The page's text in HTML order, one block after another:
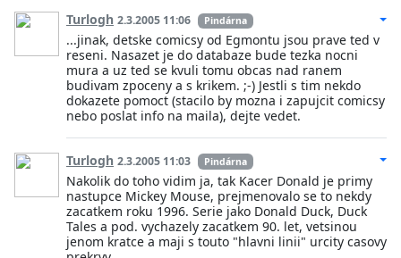
Turlogh 2.3.2005 11:06 Pindárna
...jinak, detske comicsy od Egmontu jsou prave ted v
reseni. Nasazet je do databaze bude tezka nocni
mura a uz ted se kvuli tomu obcas nad ranem
budivam zpoceny a s krikem. ;-) Jestli s tim nekdo
dokazete pomoct (stacilo by mozna i zapujcit comicsy
nebo poslat info na maila), dejte vedet.
Turlogh 2.3.2005 11:03 Pindárna
Nakolik do toho vidim ja, tak Kacer Donald je primy
nastupce Mickey Mouse, prejmenovalo se to nekdy
zacatkem roku 1996. Serie jako Donald Duck, Duck
Tales a pod. vychazely zacatkem 90. let, vetsinou
jenom kratce a maji s touto "hlavni linii" urcity casovy